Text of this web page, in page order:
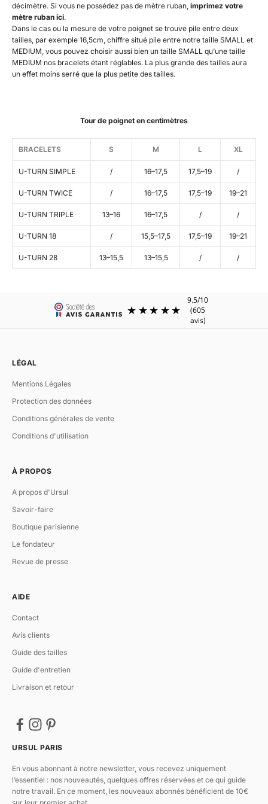
décimètre. Si vous ne possédez pas de mètre ruban, imprimez votre
mètre ruban ici.
Dans le cas ou la mesure de votre poignet se trouve pile entre deux
tailles, par exemple 16,5cm, chiffre situé pile entre notre taille SMALL et
MEDIUM, vous pouvez choisir aussi bien un taille SMALL qu’une taille
MEDIUM nos bracelets étant réglables. La plus grande des tailles aura
un effet moins serré que la plus petite des tailles.
Tour de poignet en centimètres
BRACELETS S M L XL
U-TURN SIMPLE / 16–17,5 17,5–19 /
U-TURN TWICE / 16–17,5 17,5–19 19–21
U-TURN TRIPLE 13–16 16–17,5 / /
U-TURN 18 / 15,5–17,5 17,5–19 19–21
U-TURN 28 13–15,5 13–15,5 / /
LÉGAL
Mentions Légales
Protection des données
Conditions générales de vente
Conditions d'utilisation
À PROPOS
A propos d'Ursul
Savoir-faire
Boutique parisienne
Le fondateur
Revue de presse
AIDE
Contact
Avis clients
Guide des tailles
Guide d'entretien
Livraison et retour
URSUL PARIS
En vous abonnant à notre newsletter, vous recevez uniquement
l’essentiel : nos nouveautés, quelques offres réservées et ce qui guide
notre travail. En ce moment, les nouveaux abonnés bénéficient de 10€